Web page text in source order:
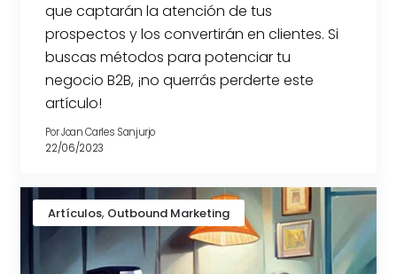
que captarán la atención de tus
prospectos y los convertirán en clientes. Si
buscas métodos para potenciar tu
negocio B2B, ¡no querrás perderte este
artículo!
PorJoan Carles Sanjurjo
22/06/2023
Artículos, Outbound Marketing